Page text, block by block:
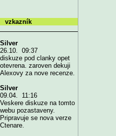
vzkazník
Silver
26.10. 09:37
diskuze pod clanky opet
otevrena. zaroven dekuji
Alexovy za nove recenze.
Silver
09.04. 11:16
Veskere diskuze na tomto
webu pozastaveny.
Pripravuje se nova verze
Ctenare.